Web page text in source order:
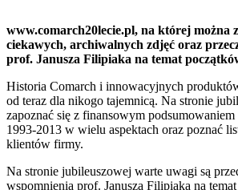
www.comarch20lecie.pl, na której można
ciekawych, archiwalnych zdjęć oraz
prof. Janusza Filipiaka na temat
Historia Comarch i innowacyjnych
od teraz dla nikogo tajemnicą. Na stronie
zapoznać się z finansowym podsumowaniem
1993-2013 w wielu aspektach oraz poznać
klientów firmy.
Na stronie jubileuszowej warte uwagi są
wspomnienia prof. Janusza Filipiaka na